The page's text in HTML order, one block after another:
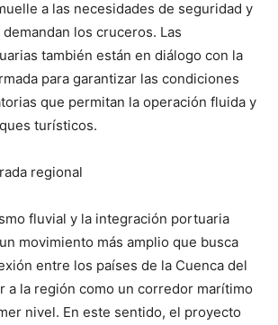
a las necesidades de seguridad y
los cruceros. Las
también están en diálogo con la
para garantizar las condiciones
que permitan la operación fluida y
turísticos.
regional
fluvial y la integración portuaria
movimiento más amplio que busca
entre los países de la Cuenca del
a la región como un corredor marítimo
nivel. En este sentido, el proyecto